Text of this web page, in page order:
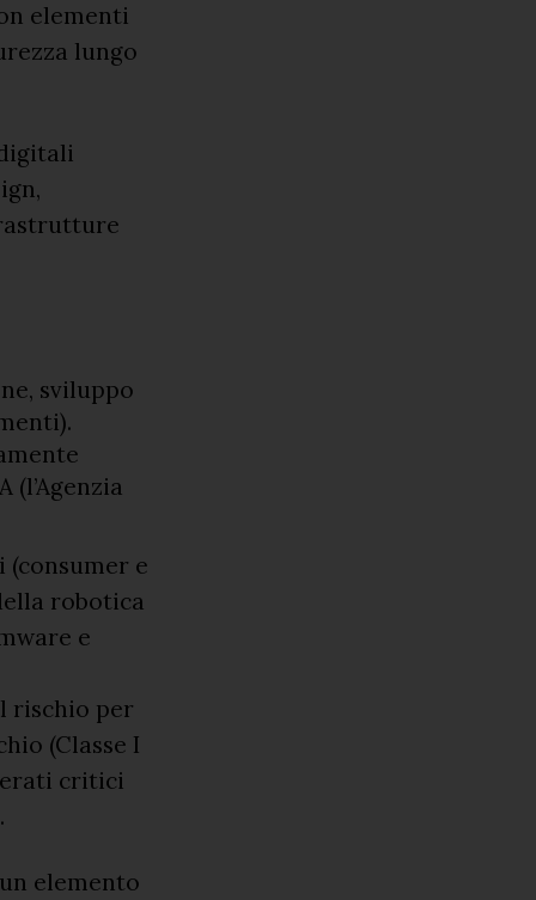
elementi
lungo
sviluppo
e
robotica
e
rischio per
(Classe I
critici
elemento